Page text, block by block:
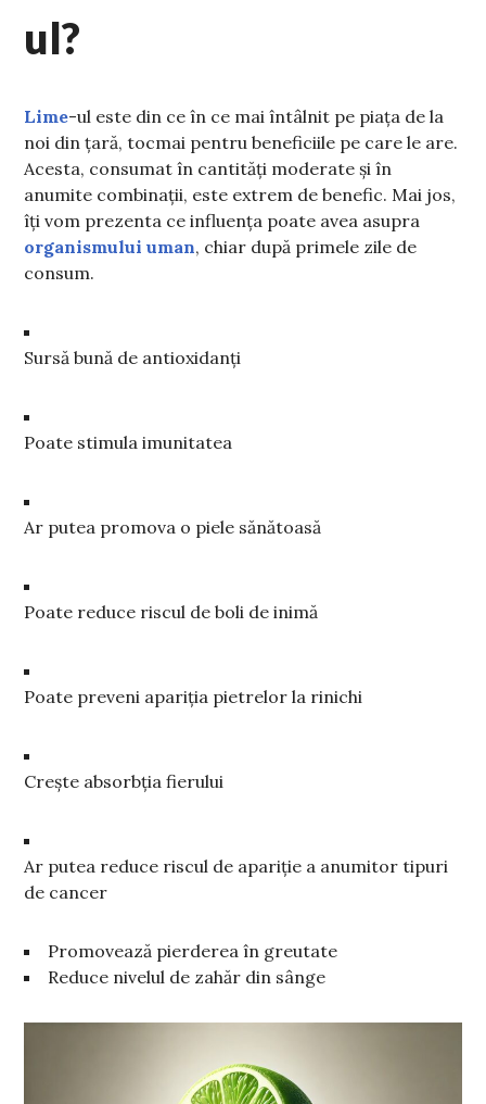
ul?
Lime-ul este din ce în ce mai întâlnit pe piața de la
noi din țară, tocmai pentru beneficiile pe care le are.
Acesta, consumat în cantități moderate și în
anumite combinații, este extrem de benefic. Mai jos,
îți vom prezenta ce influența poate avea asupra
organismului uman, chiar după primele zile de
consum.
Sursă bună de antioxidanți
Poate stimula imunitatea
Ar putea promova o piele sănătoasă
Poate reduce riscul de boli de inimă
Poate preveni apariția pietrelor la rinichi
Crește absorbția fierului
Ar putea reduce riscul de apariție a anumitor tipuri
de cancer
Promovează pierderea în greutate
Reduce nivelul de zahăr din sânge